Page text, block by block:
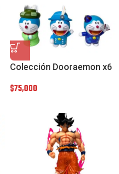
Colección Dooraemon x6
$75,000